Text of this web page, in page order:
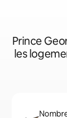
Prince
les